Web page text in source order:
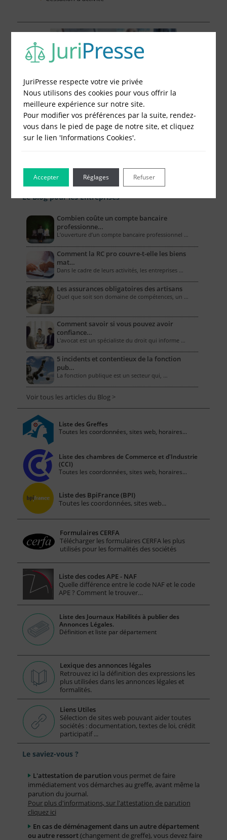
Le Blog pour les Entreprises
Combien coûte un compte bancaire
professionne…
L’ouverture d’un compte bancaire professionnel …
Comment la RC pro couvre-t-elle les biens
mat…
Dans le cadre de leurs activités, les entreprises …
Les assurances obligatoires des artisans
Quel que soit son domaine de compétences, un …
Comment savoir si vous pouvez avoir
confiance…
L'avocat est un spécialiste du droit qui informe …
5 incidents et contentieux de la fonction
pub…
La fonction publique est un secteur qui, …
Voir tous les articles du Blog >
Liste des Greffes
Toutes les coordonnées, sites web, horaires...
Liste des chambres de Commerce et d'Industrie
(CCI)
Toutes les coordonnées, sites web, horaires...
Liste des BpiFrance (BPI)
Toutes les coordonnées, sites web...
Formulaires CERFA
Télécharger les formulaires CERFA les plus
utilisés pour les formalités des sociétés
Liste des codes APE - NAF
Quelle différence entre le code NAF et le code
APE ? Comment le trouver…
Liste des Journaux Habilités à publier des
Annonces Légales.
Définition et liste par département
Lexique des annonces légales
Retrouvez ici la définition des expressions les
plus utilisées dans les annonces légales et
formalités.
Liens Utiles
Sélection de sites web pouvant aider toutes
sociétés : documentation, textes de loi, crédit
participatif ...
Le saviez-vous ?
L'attestation de parution vous permet de faire
immédiatement vos démarches au greffe, avant même la
parution du journal.
Pour plus d'informations, sur l'attestation de parution
cliquez ici
En cas de déménagement dans un autre département
ou autre ressort(changement de greffe), vous devez faire
JuriPresse respecte votre vie privée
Nous utilisons des cookies pour vous offrir la
meilleure expérience sur notre site.
Pour modifier vos préférences par la suite, rendez-
vous dans le pied de page de notre site, et cliquez
sur le lien 'Informations Cookies'.
Accepter Refuser
Réglages